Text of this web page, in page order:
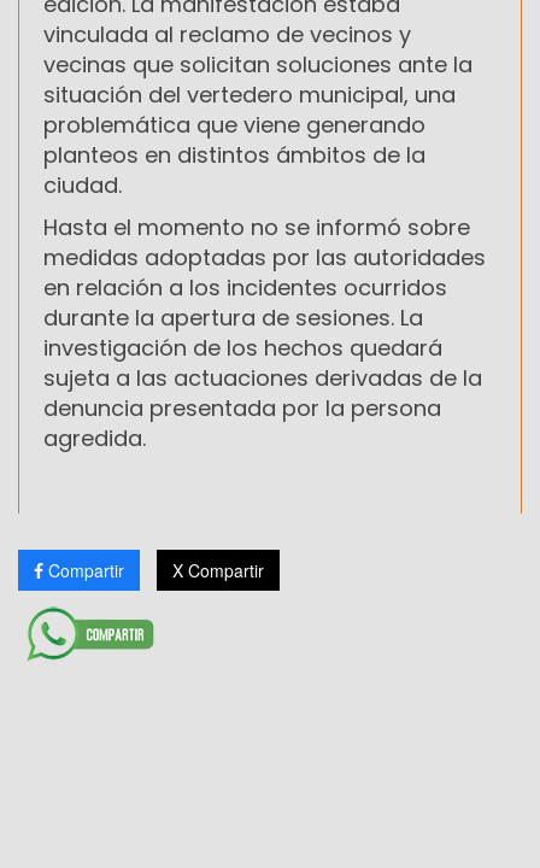
vinculada al reclamo de vecinos y
vecinas que solicitan soluciones ante la
situación del vertedero municipal, una
problemática que viene generando
planteos en distintos ámbitos de la
ciudad.
Hasta el momento no se informó sobre
medidas adoptadas por las autoridades
en relación a los incidentes ocurridos
durante la apertura de sesiones. La
investigación de los hechos quedará
sujeta a las actuaciones derivadas de la
denuncia presentada por la persona
agredida.
Compartir X Compartir